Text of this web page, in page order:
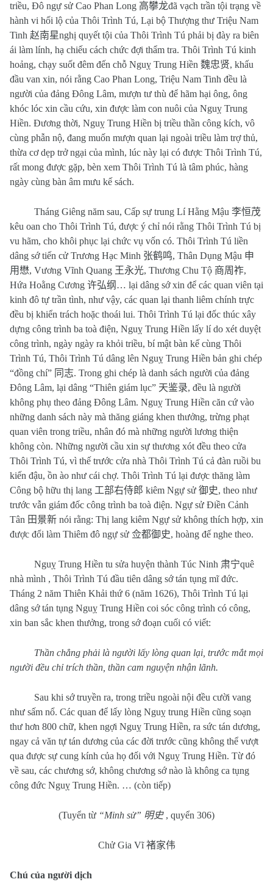
triều, Đô ngự sử Cao Phan Long 高攀龙đã vạch trần tội trạng về
hành vi hối lộ của Thôi Trình Tú, Lại bộ Thượng thư Triệu Nam
Tinh 赵南星nghị quyết tội của Thôi Trình Tú phải bị đày ra biên
ái làm lính, hạ chiếu cách chức đợi thẩm tra. Thôi Trình Tú kinh
hoảng, chạy suốt đêm đến chỗ Nguỵ Trung Hiền 魏忠贤, khấu
đầu van xin, nói rằng Cao Phan Long, Triệu Nam Tinh đều là
người của đảng Đông Lâm, mượn tư thù để hãm hại ông, ông
khóc lóc xin cầu cứu, xin được làm con nuôi của Nguỵ Trung
Hiền. Đương thời, Nguỵ Trung Hiền bị triều thần công kích, vô
cùng phẫn nộ, đang muốn mượn quan lại ngoài triều làm trợ thủ,
thừa cơ dẹp trở ngại của mình, lúc này lại có được Thôi Trình Tú,
rất mong được gặp, bèn xem Thôi Trình Tú là tâm phúc, hàng
ngày cùng bàn âm mưu kế sách.
Tháng Giêng năm sau, Cấp sự trung Lí Hằng Mậu 李恒茂
kêu oan cho Thôi Trình Tú, được ý chỉ nói rằng Thôi Trình Tú bị
vu hãm, cho khôi phục lại chức vụ vốn có. Thôi Trình Tú liền
dâng sớ tiến cử Trương Hạc Minh 张鹤鸣, Thân Dụng Mậu 申
用懋, Vương Vĩnh Quang 王永光, Thương Chu Tộ 商周祚,
Hứa Hoằng Cương 许弘纲 … lại dâng sớ xin để các quan viên tại
kinh đô tự trần tình, như vậy, các quan lại thanh liêm chính trực
đều bị khiển trách hoặc thoái lui. Thôi Trình Tú lại đốc thúc xây
dựng công trình ba toà điện, Nguỵ Trung Hiền lấy lí do xét duyệt
công trình, ngày ngày ra khỏi triều, bí mật bàn kế cùng Thôi
Trình Tú, Thôi Trình Tú dâng lên Nguỵ Trung Hiền bản ghi chép
“đồng chí” 同志. Trong ghi chép là danh sách người của đảng
Đông Lâm, lại dâng “Thiên giám lục” 天鉴录, đều là người
không phụ theo đảng Đông Lâm. Nguỵ Trung Hiền căn cứ vào
những danh sách này mà thăng giáng khen thưởng, trừng phạt
quan viên trong triều, nhân đó mà những người lương thiện
không còn. Những người cầu xin sự thương xót đều theo cửa
Thôi Trình Tú, vì thế trước cửa nhà Thôi Trình Tú cả đàn ruồi bu
kiến đậu, ồn ào như cái chợ. Thôi Trình Tú lại được thăng làm
Công bộ hữu thị lang 工部右侍郎 kiêm Ngự sử 御史, theo như
trước vẫn giám đốc công trình ba toà điện. Ngự sử Điền Cảnh
Tân 田景新 nói rằng: Thị lang kiêm Ngự sử không thích hợp, xin
được đổi làm Thiêm đô ngự sử 佥都御史, hoàng đế nghe theo.
Nguỵ Trung Hiền tu sửa huyện thành Túc Ninh 肃宁quê
nhà mình , Thôi Trình Tú đầu tiên dâng sớ tán tụng mĩ đức.
Tháng 2 năm Thiên Khải thứ 6 (năm 1626), Thôi Trình Tú lại
dâng sớ tán tụng Nguỵ Trung Hiền coi sóc công trình có công,
xin ban sắc khen thưởng, trong sớ đoạn cuối có viết:
Thần chẳng phải là người lấy lòng quan lại, trước mắt mọi
người đều chỉ trích thần, thần cam nguyện nhận lãnh.
Sau khi sớ truyền ra, trong triều ngoài nội đều cười vang
như sấm nổ. Các quan để lấy lòng Nguỵ trung Hiền cũng soạn
thư hơn 800 chữ, khen ngợi Nguỵ Trung Hiền, ra sức tán dương,
ngay cả văn tự tán dương của các đời trước cũng không thể vượt
qua được sự cung kính của họ đối với Nguỵ Trung Hiền. Từ đó
về sau, các chương sớ, không chương sớ nào là không ca tụng
công đức Nguỵ Trung Hiền. … (còn tiếp)
(Tuyển từ “Minh sử” 明史 , quyển 306)
Chử Gia Vĩ褚家伟
Chú của người dịch